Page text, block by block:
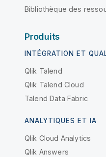
Bibliothèque des
Produits
INTÉGRATION ET
Qlik Talend
Qlik Talend Cloud
Talend Data Fabric
ANALYTIQUES ET IA
Qlik Cloud Analytics
Qlik Answers